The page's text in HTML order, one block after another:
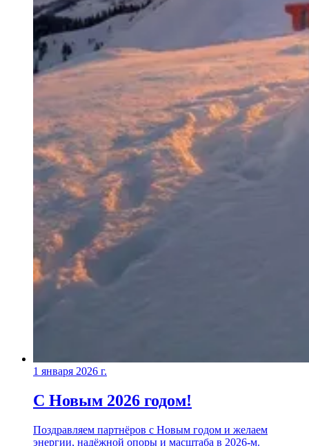
1 января 2026 г.
С Новым 2026 годом!
Поздравляем партнёров с Новым годом и желаем
энергии, надёжной опоры и масштаба в 2026-м.